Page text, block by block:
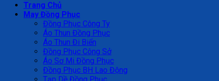
Trang Chủ
May Đồng Phục
Đồng Phục Công Ty
Áo Thun Đồng Phục
Áo Thun Đi Biển
Đồng Phục Công Sở
Áo Sơ Mi Đồng Phục
Đồng Phục BH Lao Động